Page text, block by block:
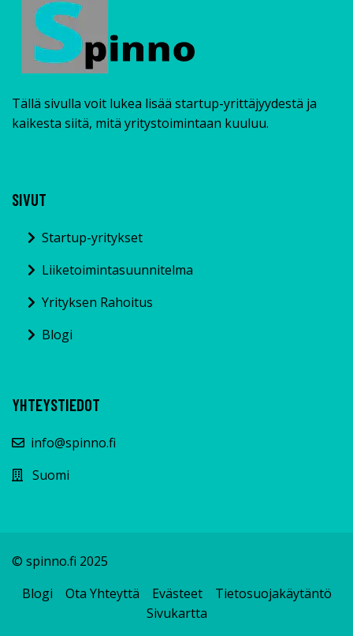
Tällä sivulla voit lukea lisää startup-yrittäjyydestä ja
kaikesta siitä, mitä yritystoimintaan kuuluu.
SIVUT
Startup-yritykset
Liiketoimintasuunnitelma
Yrityksen Rahoitus
Blogi
YHTEYSTIEDOT
info@spinno.fi
Suomi
© spinno.fi 2025
Blogi
Ota Yhteyttä Evästeet
Tietosuojakäytäntö
Sivukartta